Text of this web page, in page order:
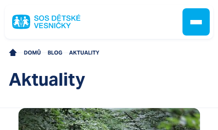
DOMŮ BLOG AKTUALITY
Aktuality
Pobočky